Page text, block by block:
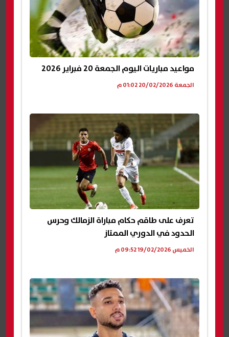
مواعيد مباريات اليوم الجمعة 20 فبراير 2026
الجمعة 20/02/2026 01:02 م
تعرف على طاقم حكام مباراة الزمالك وحرس
الحدود في الدوري الممتاز
الخميس 19/02/2026 09:52 م